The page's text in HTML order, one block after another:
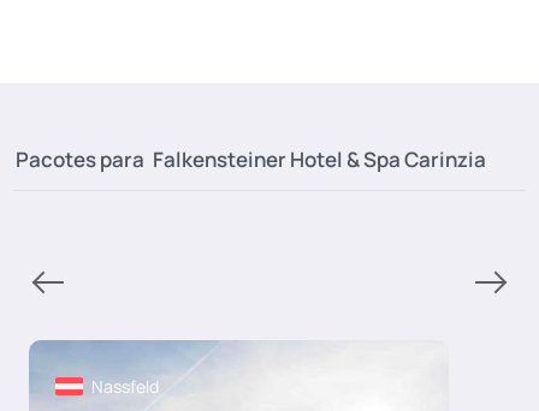
Pacotes para Falkensteiner Hotel & Spa Carinzia
Nassfeld